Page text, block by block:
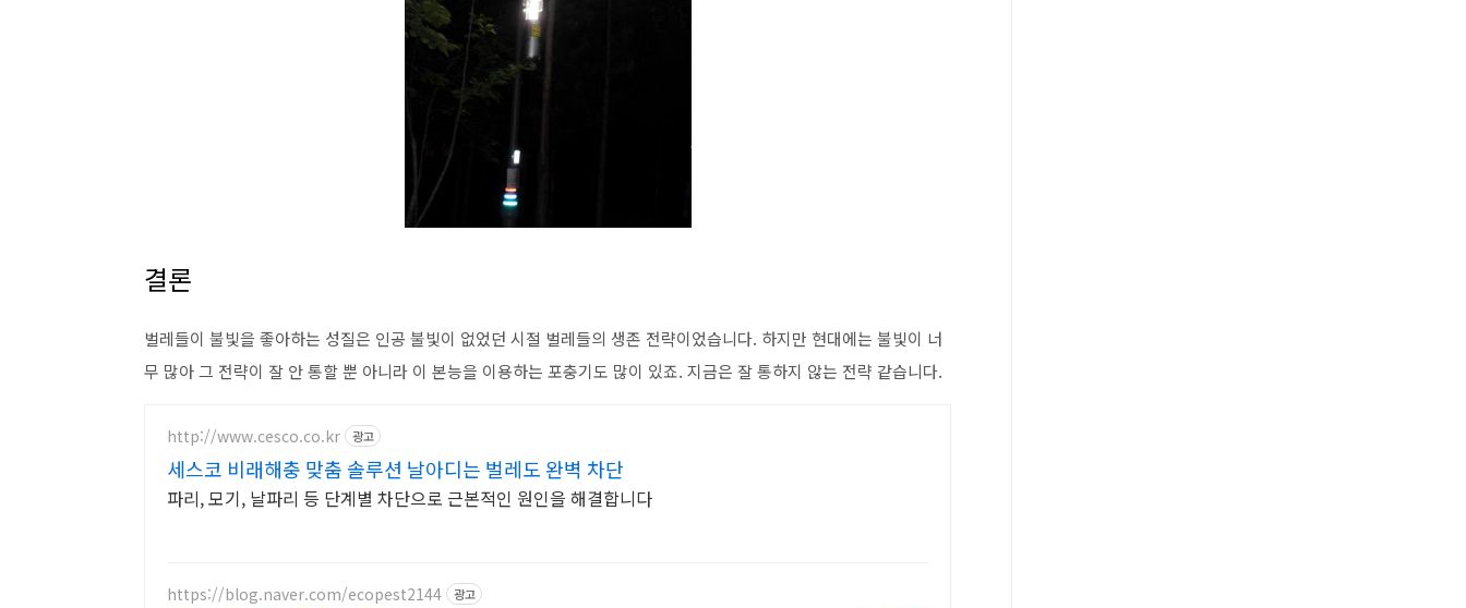
결론
벌레들이 불빛을 좋아하는 성질은 인공 불빛이 없었던 시절 벌레들의 생존 전략이었습니다. 하지만 현대에는 불빛이 너
무 많아 그 전략이 잘 안 통할 뿐 아니라 이 본능을 이용하는 포충기도 많이 있죠. 지금은 잘 통하지 않는 전략 같습니다.
http://www.cesco.co.kr 광고
세스코 비래해충 맞춤 솔루션 날아디는 벌레도 완벽 차단
파리, 모기, 날파리 등 단계별 차단으로 근본적인 원인을 해결합니다
https://blog.naver.com/ecopest2144 광고